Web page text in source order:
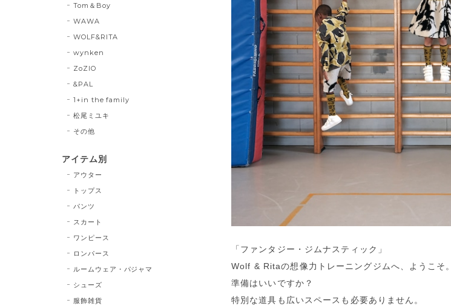
「ファンタジー・ジムナスティック」
Wolf & Ritaの想像力トレーニングジムへ、ようこそ。
準備はいいですか？
特別な道具も広いスペースも必要ありません。
Tom＆Boy
WAWA
WOLF&RITA
wynken
ZoZIO
&PAL
1+in the family
松尾ミユキ
その他
アイテム別
アウター
トップス
パンツ
スカート
ワンピース
ロンパース
ルームウェア・パジャマ
シューズ
服飾雑貨